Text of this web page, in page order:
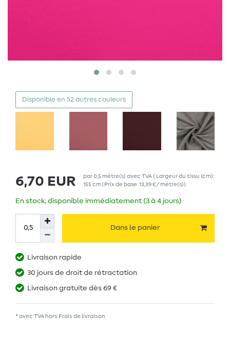
Disponible en 52 autres couleurs
6,70 EUR par0,5 mètre(s) avec TVA( Largeur du tissu (cm):
155 cm | Prix de base 13,39 € / mètre(s))
En stock, disponible immédiatement (3 à 4 jours)
Dans le panier
Livraison rapide
30 jours de droit de rétractation
Livraison gratuite dès 69 €
* avec TVA hors Frais de livraison